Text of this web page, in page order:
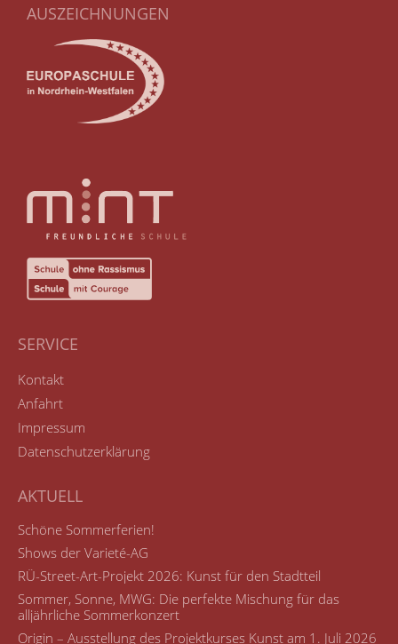
AUSZEICHNUNGEN
SERVICE
Kontakt
Anfahrt
Impressum
Datenschutzerklärung
AKTUELL
Schöne Sommerferien!
Shows der Varieté-AG
RÜ-Street-Art-Projekt 2026: Kunst für den Stadtteil
Sommer, Sonne, MWG: Die perfekte Mischung für das
alljährliche Sommerkonzert
Origin – Ausstellung des Projektkurses Kunst am 1. Juli 2026